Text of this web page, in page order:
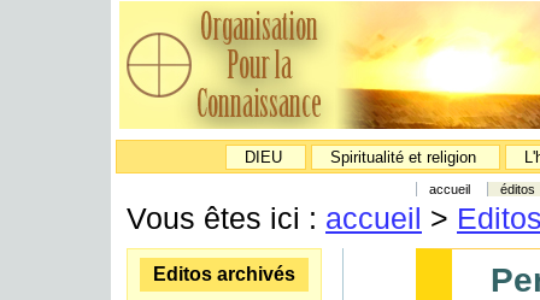
DIEU Spiritualité et religion
accueil éditos
Vous êtes ici : accueil >
Editos archivés